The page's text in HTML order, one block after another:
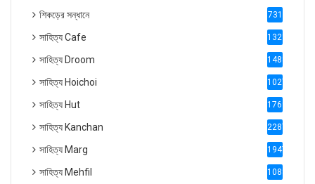
শিকড়ের সন্ধানে 731
সাহিত্য Cafe 1321
সাহিত্য Droom 1488
সাহিত্য Hoichoi 1027
সাহিত্য Hut 1769
সাহিত্য Kanchan 2287
সাহিত্য Marg 1947
সাহিত্য Mehfil 1088